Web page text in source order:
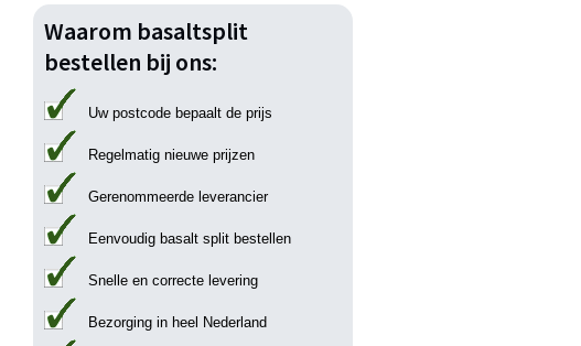
Waarom basaltsplit
bestellen bij ons:
Uw postcode bepaalt de prijs
Regelmatig nieuwe prijzen
Gerenommeerde leverancier
Eenvoudig basalt split bestellen
Snelle en correcte levering
Bezorging in heel Nederland